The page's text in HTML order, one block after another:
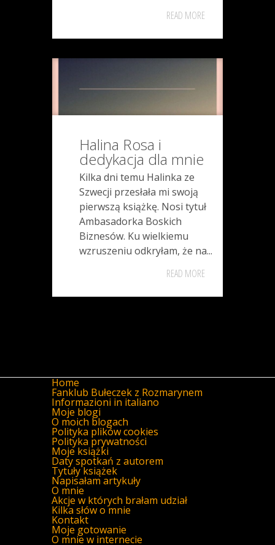
READ MORE
Halina Rosa i
dedykacja dla mnie
Kilka dni temu Halinka ze
Szwecji przesłała mi swoją
pierwszą książkę. Nosi tytuł
Ambasadorka Boskich
Biznesów. Ku wielkiemu
wzruszeniu odkryłam, że na...
READ MORE
Home
Fanklub Bułeczek z Rozmarynem
Informazioni in italiano
Moje blogi
O moich blogach
Polityka plików cookies
Polityka prywatności
Moje książki
Daty spotkań z autorem
Tytuły książek
Napisałam artykuły
O mnie
Akcje w których brałam udział
Kilka słów o mnie
Kontakt
Moje gotowanie
O mnie w internecie